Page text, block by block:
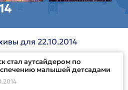
для 22.10.2014
стал аутсайдером по
малышей детсадами